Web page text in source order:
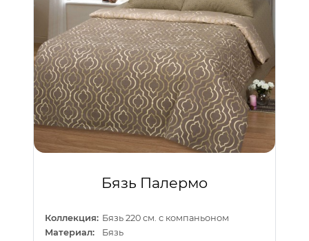
Бязь Палермо
Коллекция: Бязь 220 см. с компаньоном
Материал:
Бязь